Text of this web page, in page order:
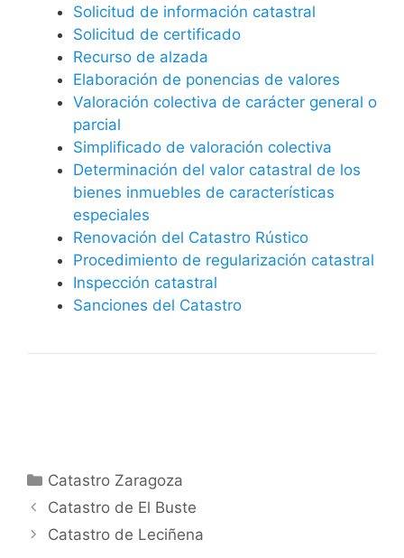
Solicitud de información catastral
Solicitud de certificado
Recurso de alzada
Elaboración de ponencias de valores
Valoración colectiva de carácter general o
parcial
Simplificado de valoración colectiva
Determinación del valor catastral de los
bienes inmuebles de características
especiales
Renovación del Catastro Rústico
Procedimiento de regularización catastral
Inspección catastral
Sanciones del Catastro
Categorías
Catastro Zaragoza
Catastro de El Buste
Catastro de Leciñena